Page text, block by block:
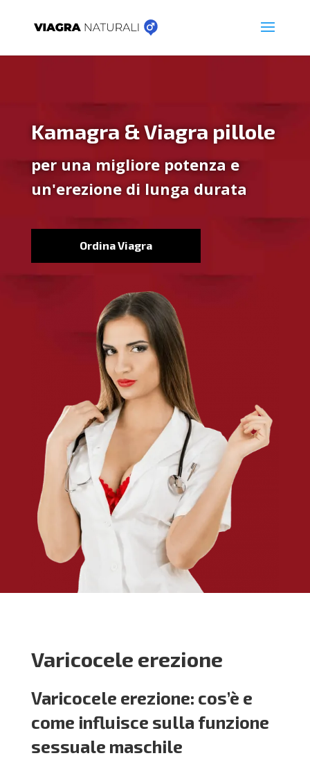
Kamagra & Viagra pillole
per una migliore potenza e
un'erezione di lunga durata
Ordina Viagra
Varicocele erezione
Varicocele erezione: cos’è e
come influisce sulla funzione
sessuale maschile